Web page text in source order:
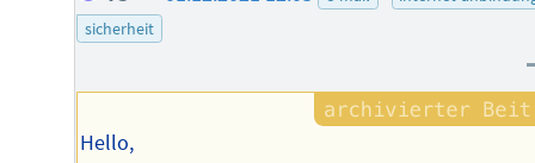
des
sicherheit
Hello,